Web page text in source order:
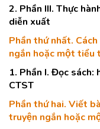
2. Phần III. Thực
diễn xuất
Phần thứ nhất.
ngắn hoặc một tiểu
1. Phần I. Đọc sách:
CTST
Phần thứ hai. Viết
truyện ngắn hoặc